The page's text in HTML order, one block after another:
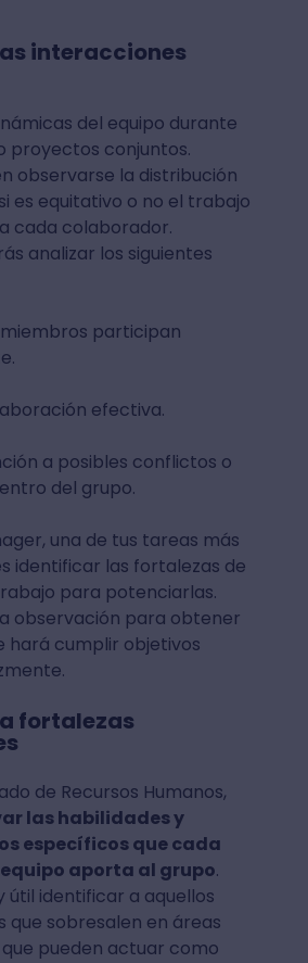
interacciones
del equipo durante
proyectos conjuntos.
observarse la distribución
es equitativo o no el trabajo
cada colaborador.
analizar los siguientes
miembros participan
efectiva.
a posibles conflictos o
del grupo.
una de tus tareas más
identificar las fortalezas de
para potenciarlas.
observación para obtener
hará cumplir objetivos
fortalezas
de Recursos Humanos,
las habilidades y
específicos que cada
aporta al grupo.
útil identificar a aquellos
que sobresalen en áreas
pueden actuar como